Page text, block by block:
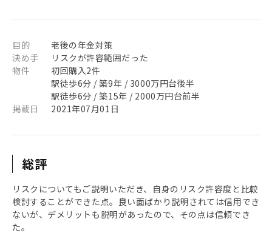
目的
老後の年金対策
決め手
リスクが許容範囲だった
物件
初回購入2件
駅徒歩6分 / 築9年 / 3000万円台後半
駅徒歩6分 / 築15年 / 2000万円台前半
掲載日
2021年07月01日
総評
リスクについてもご説明いただき、自身のリスク許容度と比較
検討することができた点。良い面ばかり説明されては信用でき
ないが、デメリットも説明があったので、その点は信頼でき
た。